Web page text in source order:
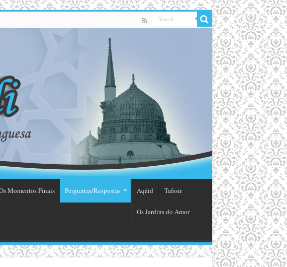
Momentos Finais Perguntas/Respostas Aqáid Tafssir
Os Jardins do Amor